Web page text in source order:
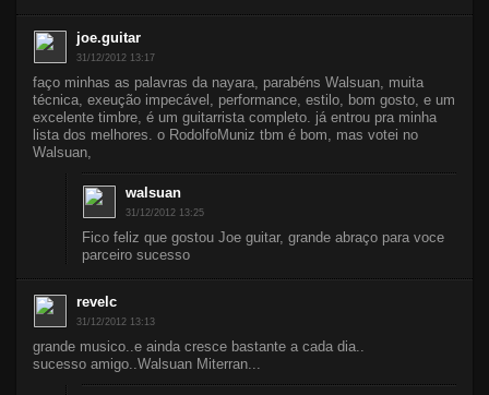
joe.guitar
31/12/2012 13:17
faço minhas as palavras da nayara, parabéns Walsuan, muita
técnica, exeução impecável, performance, estilo, bom gosto, e um
excelente timbre, é um guitarrista completo. já entrou pra minha
lista dos melhores. o RodolfoMuniz tbm é bom, mas votei no
Walsuan,
walsuan
31/12/2012 13:25
Fico feliz que gostou Joe guitar, grande abraço para voce
parceiro sucesso
revelc
31/12/2012 13:13
grande musico..e ainda cresce bastante a cada dia..
sucesso amigo..Walsuan Miterran...